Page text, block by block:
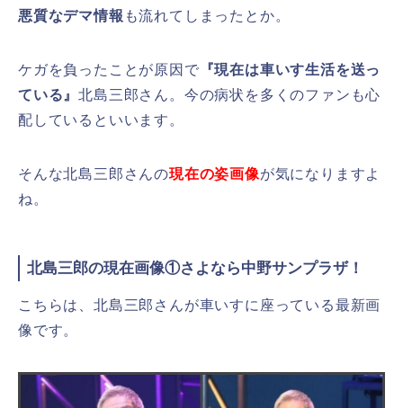
悪質なデマ情報 も流れてしまったとか。
ケガを負ったことが原因で 『現在は車いす生活を送っ
ている』北島三郎さん。今の病状を多くのファンも心
配しているといいます。
そんな北島三郎さんの現在の姿画像が気になりますよ
ね。
北島三郎の現在画像①さよなら中野サンプラザ！
こちらは、北島三郎さんが車いすに座っている最新画
像です。